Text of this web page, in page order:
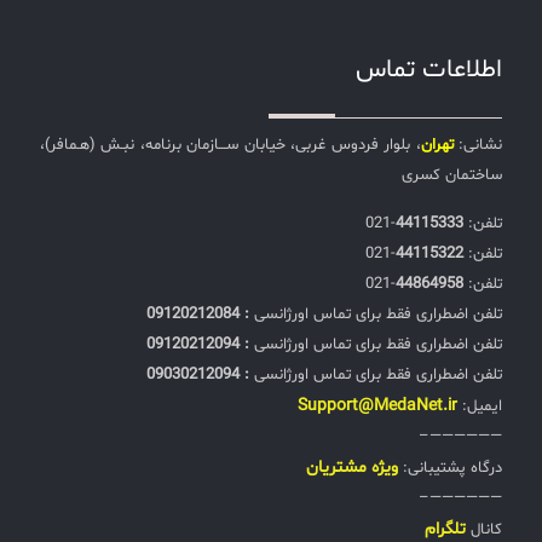
اطلاعات تماس
نشانی:تهران، بلوار فردوس غربی، خیابان ســـازمان برنامه، نبـش (هـمافر)،
ساختمان کسری
تلفن:‌ 44115333
-021
تلفن:‌44115322
-021
تلفن:‌ 44864958
-021
تلفن اضطراری فقط برای تماس اورژانسی : 09120212084
تلفن اضطراری فقط برای تماس اورژانسی : 09120212094
تلفن اضطراری فقط برای تماس اورژانسی : 09030212094
ایمیل: Support@MedaNet.ir
——————–
درگاه پشتیبانی: ويژه مشتریان
——————–
کانال تلگرام